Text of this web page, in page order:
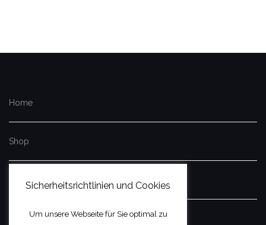
Home
Shop
Impressum
Datenschutzerklärung
Sicherheitsrichtlinien und Cookies
Um unsere Webseite für Sie optimal zu